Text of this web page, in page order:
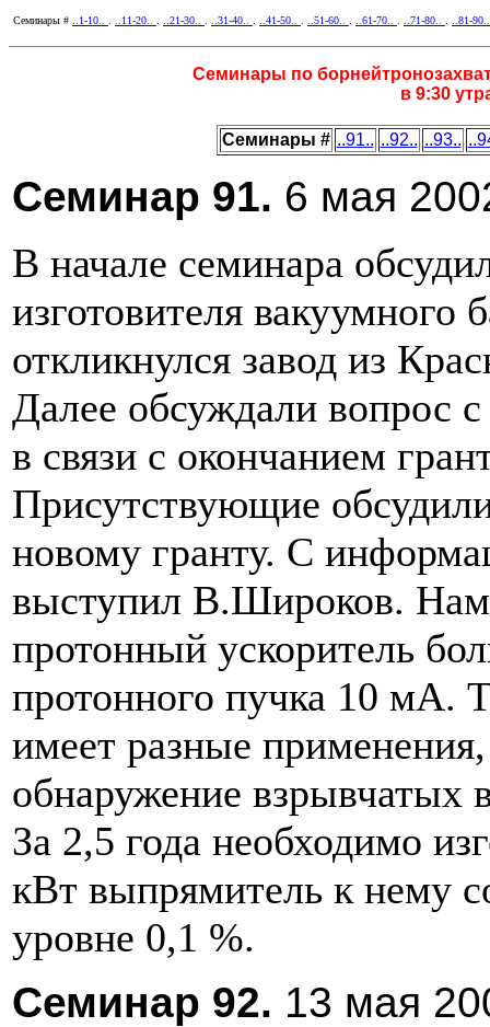
Семинары # ..1-10.. ..11-20.. ..21-30.. ..31-40.. ..41-50.. ..51-60.. ..61-70.. ..71-80.. ..81-
Семинары по
в 9:30
Семинары # ..91.. ..92.. ..93..
Cеминар 91. 6 мая
В начале семинара
изготовителя вакуумного
откликнулся завод из
Далее обсуждали вопрос
в связи с окончанием
Присутствующие
новому гранту. С
выступил В.Широков. Нам
протонный ускоритель
протонного пучка 10 мА.
имеет разные
обнаружение взрывчатых
За 2,5 года необходимо
кВт выпрямитель к нему
уровне 0,1 %.
Cеминар 92. 13 мая